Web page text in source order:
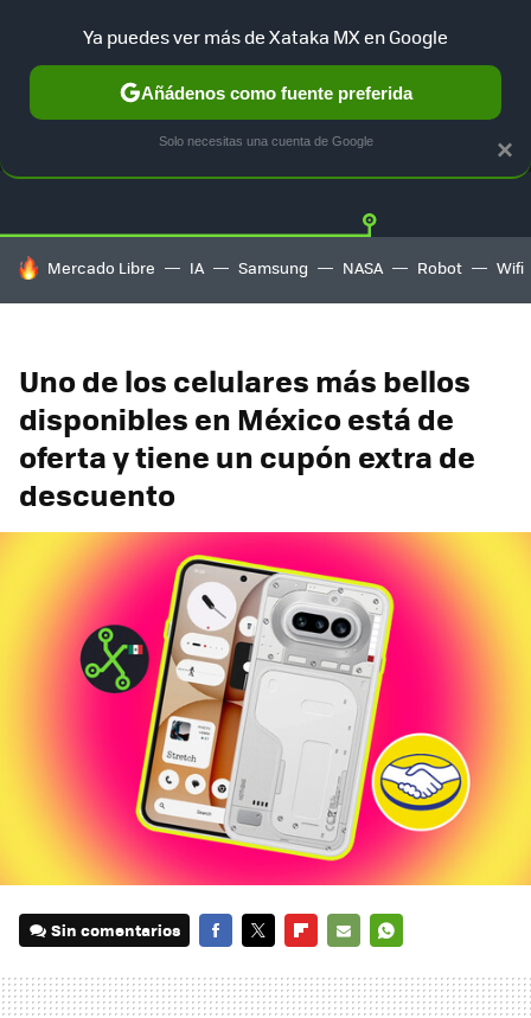
GUÍA DE COMPRAS MERCADO LIBRE
HOY SE HABLA DE
Mercado Libre IA Samsung NASA Robot Wifi
Uno de los celulares más bellos
disponibles en México está de
oferta y tiene un cupón extra de
descuento
Sin comentarios
MAIL
×
Ya puedes ver más de Xataka MX en Google
Añádenos como fuente preferida
Solo necesitas una cuenta de Google